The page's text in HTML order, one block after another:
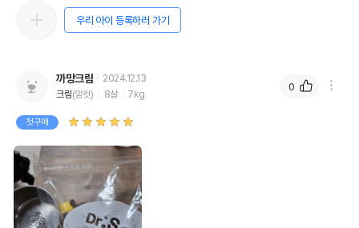
우리 아이 등록하러 가기
까망크림
2024.12.13
크림(암컷) 8살 7kg
첫구매
0